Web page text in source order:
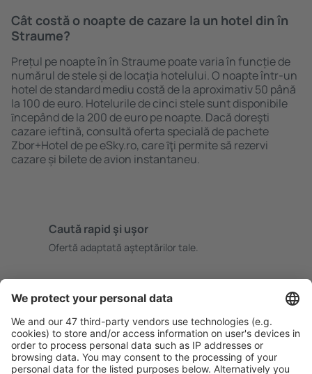
Cât costă o noapte de cazare la un hotel din în
Straume?
Prețul pe noapte în în Straume poate varia în funcție de
numărul de stele și de locaţia hotelului. O noapte într-un
hotel de standard mediu costă de la aproximativ 50 până
la 100 de euro. Hotelurile de cinci stele sunt disponibile
ȋncepând de la 200 de euro pe noapte. Dacă doreşti
cazare ieftină, consultă oferta specială de pachete
Zbor+Hotel de pe eSky.ro, care ȋţi permite să rezervi
cazare și bilete de avion instantaneu.
Caută rapid şi uşor
Ofertă adaptată aşteptărilor tale.
Rezervare fără griji cu opțiune gratuită de anulare.
Economiseşte mai mult
Prețuri atractive și oferte speciale pentru utilizatorii